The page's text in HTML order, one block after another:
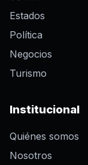
Estados
Política
Negocios
Turismo
Institucional
Quiénes somos
Nosotros